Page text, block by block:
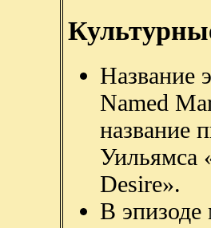
Название
Named
название
Уильямса
Desire».
В эпизоде